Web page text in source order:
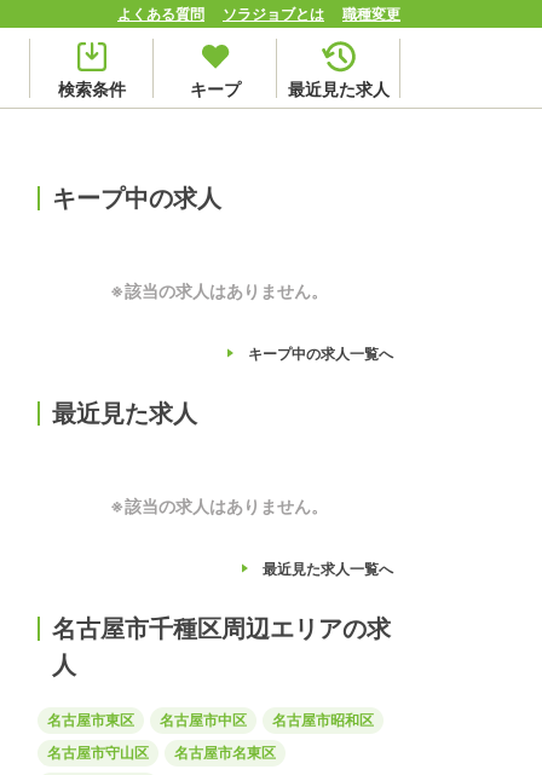
よくある質問 ソラジョブとは 職種変更
検索条件 キープ 最近見た求人
キープ中の求人
※該当の求人はありません。
キープ中の求人一覧へ
最近見た求人
※該当の求人はありません。
最近見た求人一覧へ
名古屋市千種区周辺エリアの求
人
名古屋市東区 名古屋市中区
名古屋市昭和区
名古屋市守山区
名古屋市名東区